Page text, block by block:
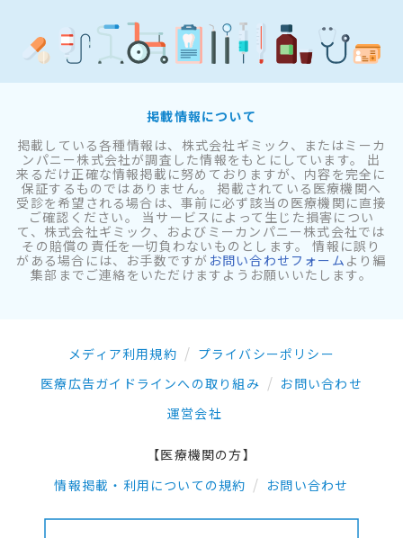
掲載情報について
掲載している各種情報は、株式会社ギミック、またはミーカ
ンパニー株式会社が調査した情報をもとにしています。 出
来るだけ正確な情報掲載に努めておりますが、内容を完全に
保証するものではありません。 掲載されている医療機関へ
受診を希望される場合は、事前に必ず該当の医療機関に直接
ご確認ください。 当サービスによって生じた損害につい
て、株式会社ギミック、およびミーカンパニー株式会社では
その賠償の責任を一切負わないものとします。 情報に誤り
がある場合には、お手数ですが お問い合わせフォーム より編
集部までご連絡をいただけますようお願いいたします。
メディア利用規約
プライバシーポリシー
医療広告ガイドラインへの取り組み
お問い合わせ
運営会社
【医療機関の方】
情報掲載・利用についての規約
お問い合わせ